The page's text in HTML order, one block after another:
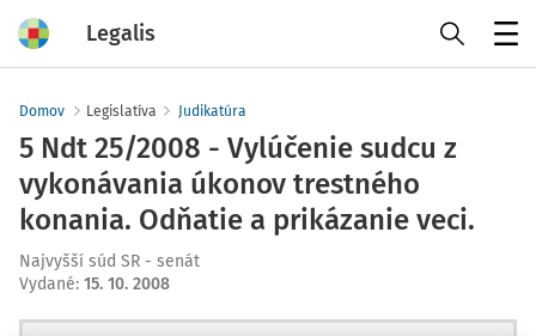
Legalis
Domov Legislatíva Judikatúra
5 Ndt 25/2008 - Vylúčenie sudcu z
vykonávania úkonov trestného
konania. Odňatie a prikázanie veci.
Najvyšší súd SR - senát
Vydané: 15. 10. 2008